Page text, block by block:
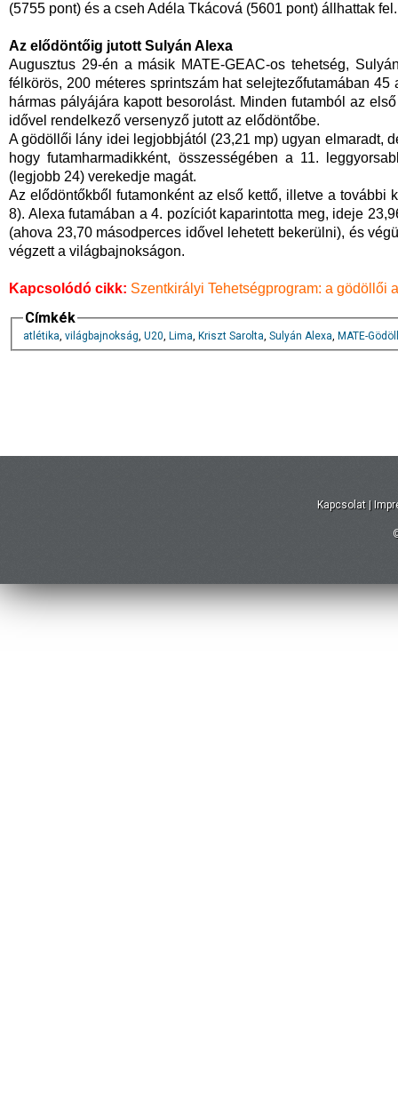
(5755 pont) és a cseh Adéla Tkácová (5601 pont) állhattak fel.
Az elődöntőig jutott Sulyán Alexa
Augusztus 29-én a másik MATE-GEAC-os tehetség,
félkörös, 200 méteres sprintszám hat selejtezőfutamában
hármas pályájára kapott besorolást. Minden futamból az
idővel rendelkező versenyző jutott az elődöntőbe.
A gödöllői lány idei legjobbjától (23,21 mp) ugyan elmaradt,
hogy futamharmadikként, összességében a 11.
(legjobb 24) verekedje magát.
Az elődöntőkből futamonként az első kettő, illetve a további
8). Alexa futamában a 4. pozíciót kaparintotta meg, ideje
(ahova 23,70 másodperces idővel lehetett bekerülni), és
végzett a világbajnokságon.
Kapcsolódó cikk: Szentkirályi Tehetségprogram: a gödöllői
Címkék
atlétika, világbajnokság, U20, Lima, Kriszt Sarolta, Sulyán Alexa, MATE-
Kapcsolat |